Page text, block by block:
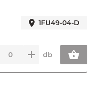
1FU49-04-D
db